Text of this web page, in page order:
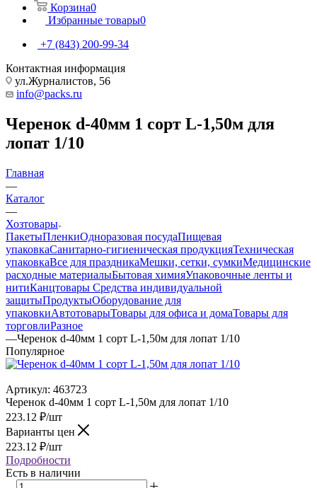
Корзина0
Избранные товары0
+7 (843) 200-99-34
Контактная информация
ул.Журналистов, 56
info@packs.ru
Черенок d-40мм 1 сорт L-1,50м для
лопат 1/10
Главная
—
Каталог
—
Хозтовары
ПакетыПленкиОдноразовая посудаПищевая
упаковкаСанитарно-гигиеническая продукцияТехническая
упаковкаВсе для праздникаМешки, сетки, сумкиМедицинские
расходные материалыБытовая химияУпаковочные ленты и
нитиКанцтовары Средства индивидуальной
защитыПродуктыОборудование для
упаковкиАвтотоварыТовары для офиса и домаТовары для
торговлиРазное
—Черенок d-40мм 1 сорт L-1,50м для лопат 1/10
Популярное
Артикул: 463723
Черенок d-40мм 1 сорт L-1,50м для лопат 1/10
223.12 ₽/шт
Варианты цен
223.12 ₽/шт
Подробности
Есть в наличии